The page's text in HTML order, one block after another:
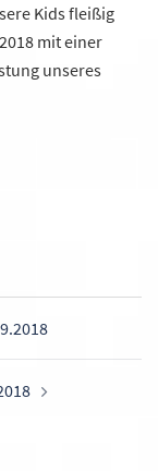
Kids fleißig
mit einer
unseres